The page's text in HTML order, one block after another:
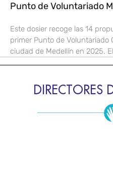
Punto de Voluntariado
Este dosier recoge las 14
primer Punto de Voluntariado
ciudad de Medellín en 2025.
DIRECTORES